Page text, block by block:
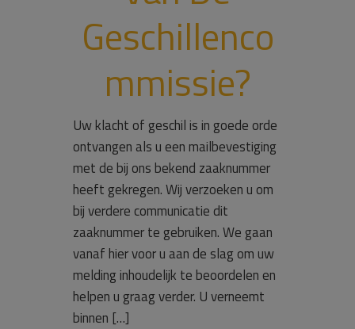
Geschillenco
mmissie?
Uw klacht of geschil is in goede orde
ontvangen als u een mailbevestiging
met de bij ons bekend zaaknummer
heeft gekregen. Wij verzoeken u om
bij verdere communicatie dit
zaaknummer te gebruiken. We gaan
vanaf hier voor u aan de slag om uw
melding inhoudelijk te beoordelen en
helpen u graag verder. U verneemt
binnen […]